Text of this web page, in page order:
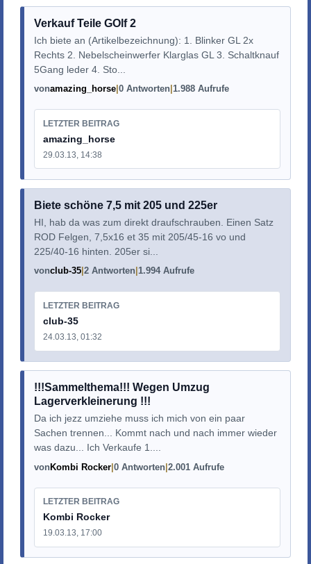
Verkauf Teile GOlf 2
Ich biete an (Artikelbezeichnung): 1. Blinker GL 2x
Rechts 2. Nebelscheinwerfer Klarglas GL 3. Schaltknauf
5Gang leder 4. Sto...
vonamazing_horse 0 Antworten 1.988 Aufrufe
LETZTER BEITRAG
amazing_horse
29.03.13, 14:38
Biete schöne 7,5 mit 205 und 225er
HI, hab da was zum direkt draufschrauben. Einen Satz
ROD Felgen, 7,5x16 et 35 mit 205/45-16 vo und
225/40-16 hinten. 205er si...
vonclub-35 2 Antworten 1.994 Aufrufe
LETZTER BEITRAG
club-35
24.03.13, 01:32
!!!Sammelthema!!! Wegen Umzug
Lagerverkleinerung !!!
Da ich jezz umziehe muss ich mich von ein paar
Sachen trennen... Kommt nach und nach immer wieder
was dazu... Ich Verkaufe 1....
vonKombi Rocker 0 Antworten 2.001 Aufrufe
LETZTER BEITRAG
Kombi Rocker
19.03.13, 17:00